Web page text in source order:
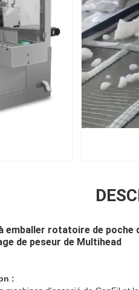
emballer rotatoire de poche
de peseur de Multihead
: